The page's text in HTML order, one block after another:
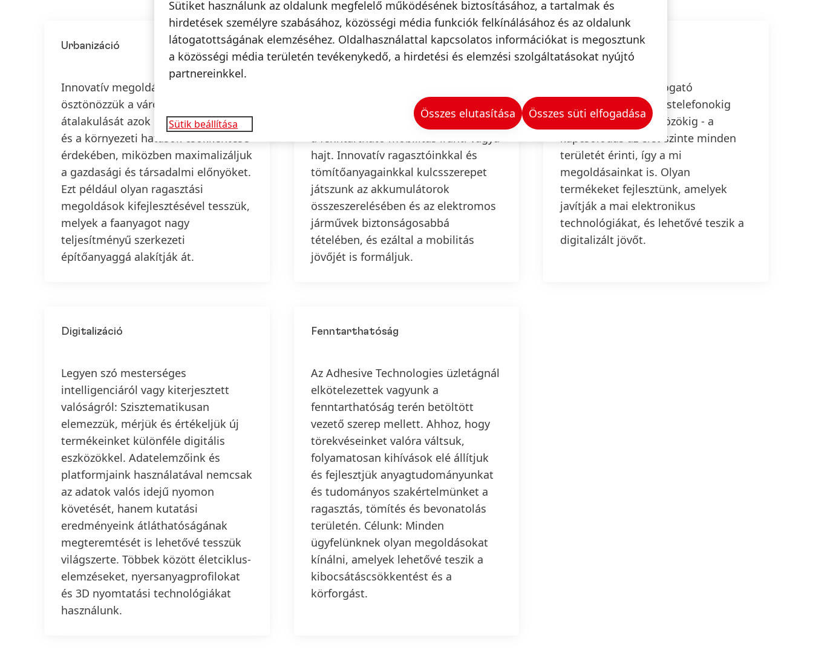
Urbanizáció
Innovatív megoldásainkkal
ösztönözzük a városi területek
átalakulását azok élhetőbbé tétele
és a környezeti hatások csökkentése
érdekében, miközben maximalizáljuk
a gazdasági és társadalmi előnyöket.
Ezt például olyan ragasztási
megoldások kifejlesztésével tesszük,
melyek a faanyagot nagy
teljesítményű szerkezeti
építőanyaggá alakítják át.
Mobilitás
emberek éghajlatváltozással
kapcsolatos növekvő tudatossága és
a fenntartható mobilitás iránti vágya
hajt. Innovatív ragasztóinkkal és
tömítőanyagainkkal kulcsszerepet
játszunk az akkumulátorok
összeszerelésében és az elektromos
járművek biztonságosabbá
tételében, és ezáltal a mobilitás
jövőjét is formáljuk.
Kapcsolódás
A fejlett vezetéstámogató
rendszerektől az okostelefonokig
vagy az otthoni eszközökig - a
kapcsolódás az élet szinte minden
területét érinti, így a mi
megoldásainkat is. Olyan
termékeket fejlesztünk, amelyek
javítják a mai elektronikus
technológiákat, és lehetővé teszik a
digitalizált jövőt.
Digitalizáció
Legyen szó mesterséges
intelligenciáról vagy kiterjesztett
valóságról: Szisztematikusan
elemezzük, mérjük és értékeljük új
termékeinket különféle digitális
eszközökkel. Adatelemzőink és
platformjaink használatával nemcsak
az adatok valós idejű nyomon
követését, hanem kutatási
eredményeink átláthatóságának
megteremtését is lehetővé tesszük
világszerte. Többek között életciklus-
elemzéseket, nyersanyagprofilokat
és 3D nyomtatási technológiákat
használunk.
Fenntarthatóság
Az Adhesive Technologies üzletágnál
elkötelezettek vagyunk a
fenntarthatóság terén betöltött
vezető szerep mellett. Ahhoz, hogy
törekvéseinket valóra váltsuk,
folyamatosan kihívások elé állítjuk
és fejlesztjük anyagtudományunkat
és tudományos szakértelmünket a
ragasztás, tömítés és bevonatolás
területén. Célunk: Minden
ügyfelünknek olyan megoldásokat
kínálni, amelyek lehetővé teszik a
kibocsátáscsökkentést és a
körforgást.
Sütiket használunk az oldalunk megfelelő működésének biztosításához, a tartalmak és
hirdetések személyre szabásához, közösségi média funkciók felkínálásához és az oldalunk
látogatottságának elemzéséhez. Oldalhasználattal kapcsolatos információkat is megosztunk
a közösségi média területén tevékenykedő, a hirdetési és elemzési szolgáltatásokat nyújtó
partnereinkkel.
Sütik beállítása
Összes elutasítása Összes süti elfogadása